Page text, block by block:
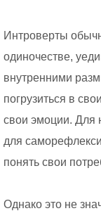
Интроверты
одиночестве,
внутренними
погрузиться в
свои эмоции. Для
для
понять свои
Однако это не